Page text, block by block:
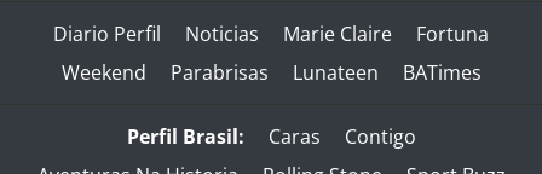
Diario Perfil Noticias Marie Claire
Fortuna
Weekend
Parabrisas Lunateen BATimes
Perfil Brasil: Caras
Contigo